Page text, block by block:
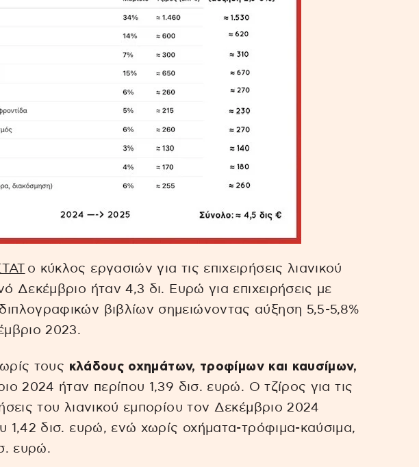
ο κύκλος εργασιών για τις επιχειρήσεις λιανικού
Δεκέμβριο ήταν 4,3 δι. Ευρώ για επιχειρήσεις με
βιβλίων σημειώνοντας αύξηση 5,5-5,8%
2023.
τους κλάδους οχημάτων, τροφίμων και καυσίμων,
2024 ήταν περίπου 1,39 δισ. ευρώ. Ο τζίρος για τις
του λιανικού εμπορίου τον Δεκέμβριο 2024
1,42 δισ. ευρώ, ενώ χωρίς οχήματα-τρόφιμα-καύσιμα,
ευρώ.